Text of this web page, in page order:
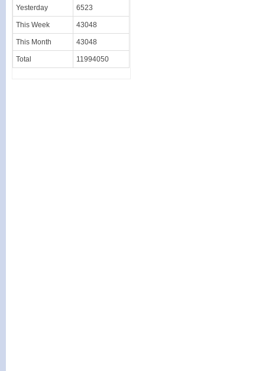
Yesterday 6523
This Week 43048
This Month 43048
Total 11994050